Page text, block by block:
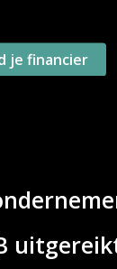
je financier